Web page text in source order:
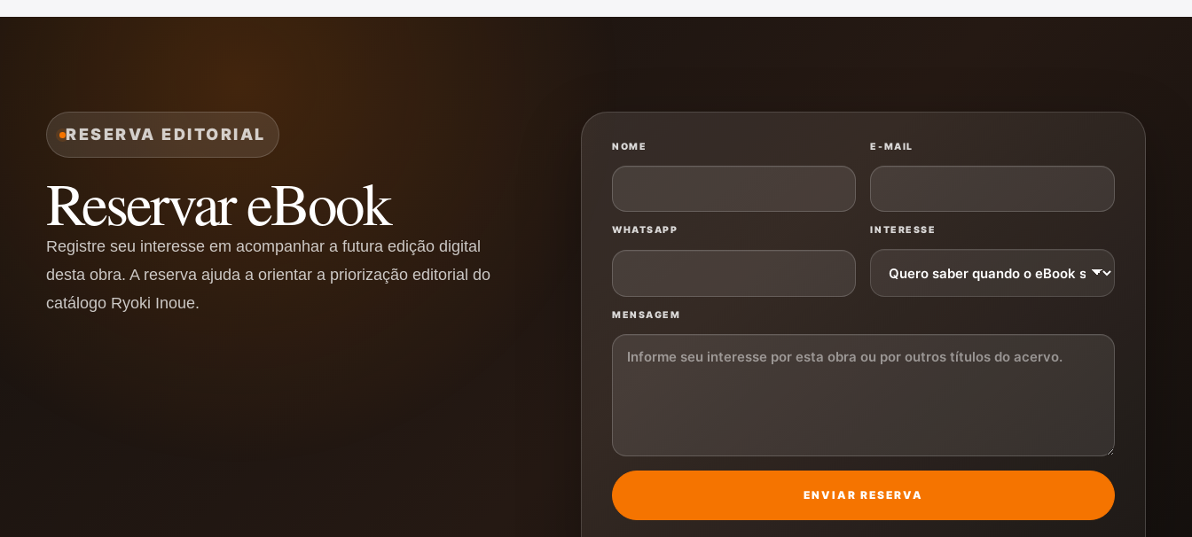
RESERVA EDITORIAL
Reservar eBook
Registre seu interesse em acompanhar a futura edição digital
desta obra. A reserva ajuda a orientar a priorização editorial do
catálogo Ryoki Inoue.
NOME E-MAIL
WHATSAPP INTERESSE
MENSAGEM
ENVIAR RESERVA